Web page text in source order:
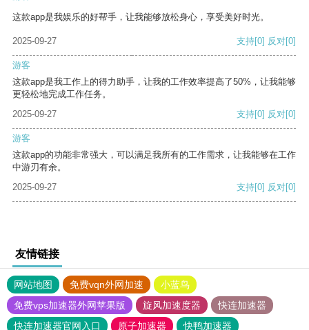
这款app是我娱乐的好帮手，让我能够放松身心，享受美好时光。
2025-09-27 支持[0] 反对[0]
游客
这款app是我工作上的得力助手，让我的工作效率提高了50%，让我能够
更轻松地完成工作任务。
2025-09-27
支持[0] 反对[0]
游客
这款app的功能非常强大，可以满足我所有的工作需求，让我能够在工作
中游刃有余。
2025-09-27
支持[0] 反对[0]
友情链接
网站地图 免费vqn外网加速
小蓝鸟
免费vps加速器外网苹果版
旋风加速度器
快连加速器
快连加速器官网入口
原子加速器 快鸭加速器